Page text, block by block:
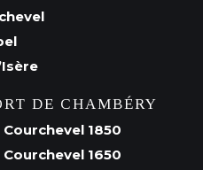
DE CHAMBÉRY
1850
1650